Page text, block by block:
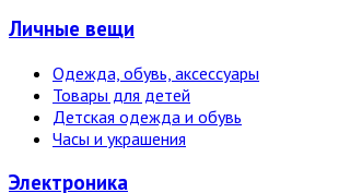
Личные вещи
Одежда, обувь, аксессуары
Товары для детей
Детская одежда и обувь
Часы и украшения
Электро­ника